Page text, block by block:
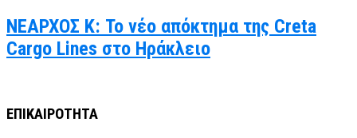
ΝΕΑΡΧΟΣ Κ: Το νέο απόκτημα της Creta
Cargo Lines στο Ηράκλειο
ΕΠΙΚΑΙΡΟΤΗΤΑ